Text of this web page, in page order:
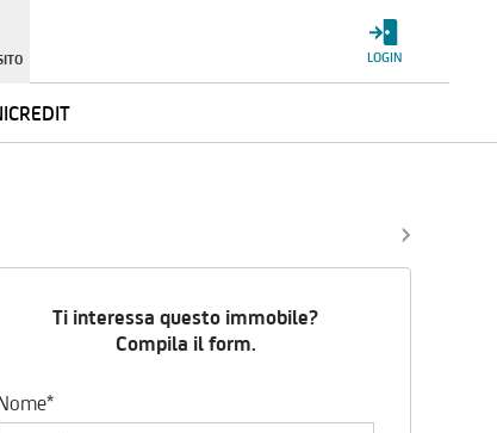
LOGIN
Ti interessa questo immobile?
Compila il form.